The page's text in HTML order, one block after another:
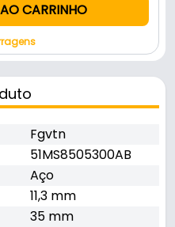
CARRINHO
Fgvtn
51MS8505300AB
Aço
11,3 mm
35 mm